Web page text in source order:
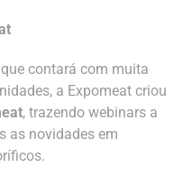
contará com muita
a Expomeat criou
, trazendo webinars a
as novidades em